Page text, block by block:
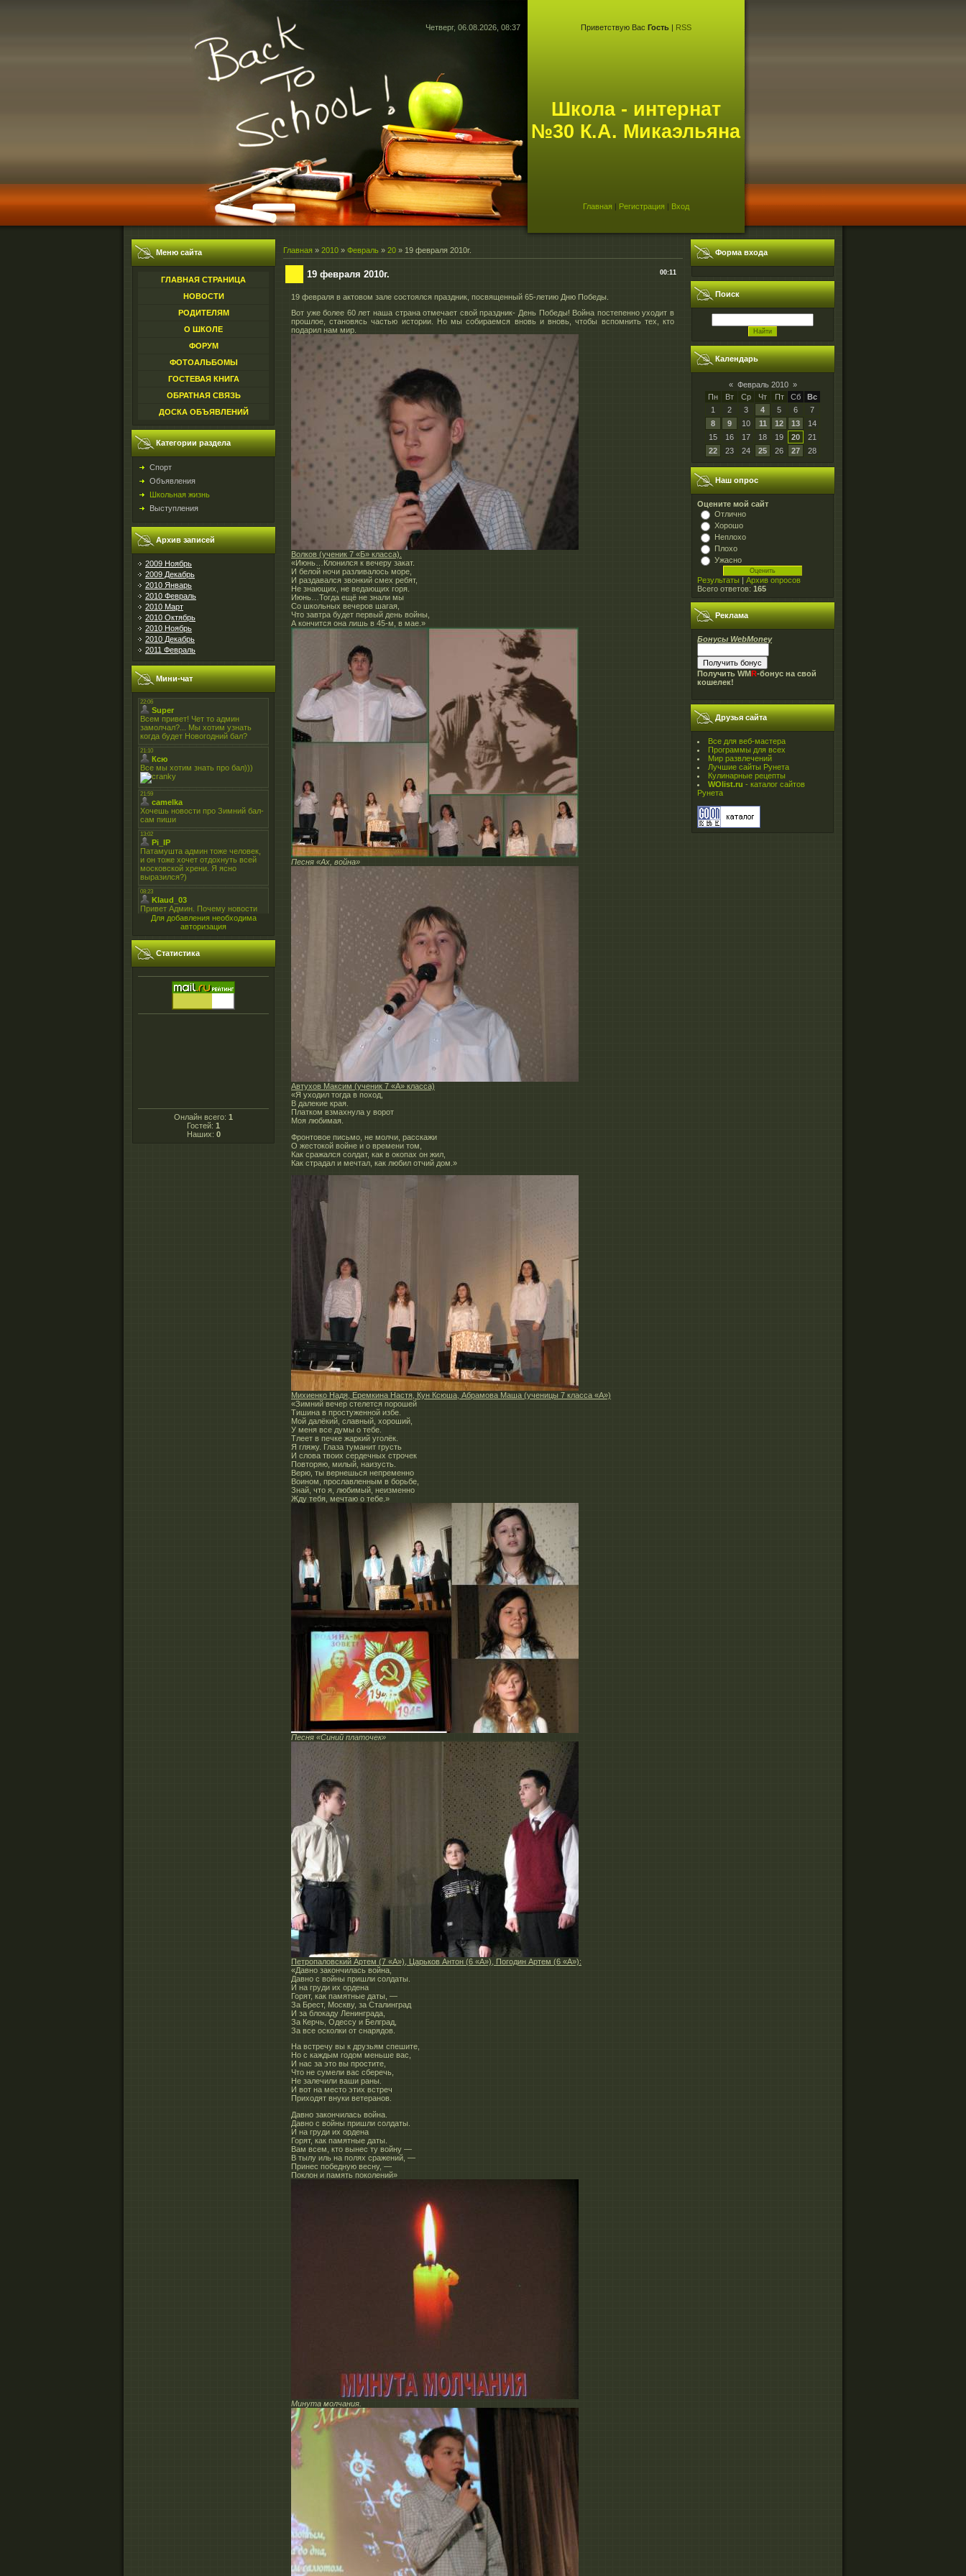
Четверг, 06.08.2026, 08:37 Приветствую Вас Гость| RSS
Школа - интернат
№30 К.А. Микаэльяна
Главная | Регистрация | Вход
Меню сайта
ГЛАВНАЯ СТРАНИЦА
НОВОСТИ
РОДИТЕЛЯМ
О ШКОЛЕ
ФОРУМ
ФОТОАЛЬБОМЫ
ГОСТЕВАЯ КНИГА
ОБРАТНАЯ СВЯЗЬ
ДОСКА ОБЪЯВЛЕНИЙ
Категории раздела
Спорт
Объявления
Школьная жизнь
Выступления
Архив записей
2009 Ноябрь
2009 Декабрь
2010 Январь
2010 Февраль
2010 Март
2010 Октябрь
2010 Ноябрь
2010 Декабрь
2011 Февраль
Мини-чат
Для добавления необходима
авторизация
Статистика
Онлайн всего: 1
Гостей: 1
Наших: 0
Главная » 2010 » Февраль » 20 » 19 февраля 2010г.
00:11
19 февраля 2010г.
19 февраля в актовом зале состоялся праздник, посвященный 65-летию Дню Победы.
Вот уже более 60 лет наша страна отмечает свой праздник- День Победы! Война постепенно уходит в
прошлое, становясь частью истории. Но мы собираемся вновь и вновь, чтобы вспомнить тех, кто
подарил нам мир.
Волков (ученик 7 «Б» класса).
«Июнь…Клонился к вечеру закат.
И белой ночи разливалось море,
И раздавался звонкий смех ребят,
Не знающих, не ведающих горя.
Июнь…Тогда ещё не знали мы
Со школьных вечеров шагая,
Что завтра будет первый день войны,
А кончится она лишь в 45-м, в мае.»
Песня «Ах, война»
Автухов Максим (ученик 7 «А» класса)
«Я уходил тогда в поход,
В далекие края.
Платком взмахнула у ворот
Моя любимая.
Фронтовое письмо, не молчи, расскажи
О жестокой войне и о времени том,
Как сражался солдат, как в окопах он жил,
Как страдал и мечтал, как любил отчий дом.»
Михиенко Надя, Еремкина Настя, Кун Ксюша, Абрамова Маша (ученицы 7 класса «А»)
«Зимний вечер стелется порошей
Тишина в простуженной избе.
Мой далёкий, славный, хороший,
У меня все думы о тебе.
Тлеет в печке жаркий уголёк.
Я гляжу. Глаза туманит грусть
И слова твоих сердечных строчек
Повторяю, милый, наизусть.
Верю, ты вернешься непременно
Воином, прославленным в борьбе,
Знай, что я, любимый, неизменно
Жду тебя, мечтаю о тебе.»
Песня «Синий платочек»
Петропаловский Артем (7 «А»), Царьков Антон (6 «А»), Погодин Артем (6 «А»):
«Давно закончилась война,
Давно с войны пришли солдаты.
И на груди их ордена
Горят, как памятные даты, —
За Брест, Москву, за Сталинград
И за блокаду Ленинграда,
За Керчь, Одессу и Белград,
За все осколки от снарядов.
На встречу вы к друзьям спешите,
Но с каждым годом меньше вас,
И нас за это вы простите,
Что не сумели вас сберечь,
Не залечили ваши раны.
И вот на место этих встреч
Приходят внуки ветеранов.
Давно закончилась война.
Давно с войны пришли солдаты.
И на груди их ордена
Горят, как памятные даты.
Вам всем, кто вынес ту войну —
В тылу иль на полях сражений, —
Принес победную весну, —
Поклон и память поколений»
Минута молчания.
Форма входа
Поиск
Календарь
« Февраль 2010 »
Пн
Вт Ср Чт Пт Сб
Вс
1
2 3 4 5 6
7
8
9 10 11 12 13
14
15
16 17 18 19 20
21
22
23 24 25 26 27 28
Наш опрос
Оцените мой сайт
Отлично
Хорошо
Неплохо
Плохо
Ужасно
Результаты | Архив опросов
Всего ответов: 165
Реклама
Бонусы WebMoney
Получить WMR-бонус на свой
кошелек!
Друзья сайта
Все для веб-мастера
Программы для всех
Мир развлечений
Лучшие сайты Рунета
Кулинарные рецепты
WOlist.ru - каталог сайтов
Рунета